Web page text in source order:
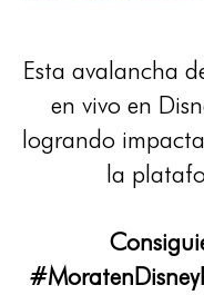
Esta avalancha
en vivo en
logrando
la